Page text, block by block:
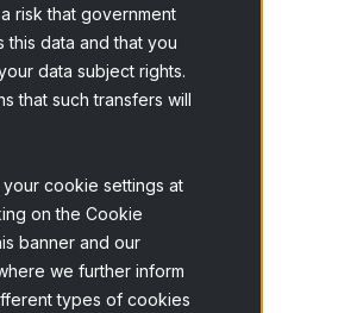
risk that government
this data and that you
data subject rights.
that such transfers will
cookie settings at
on the Cookie
banner and our
we further inform
types of cookies
¿Qué son las...
encuestas académicas y